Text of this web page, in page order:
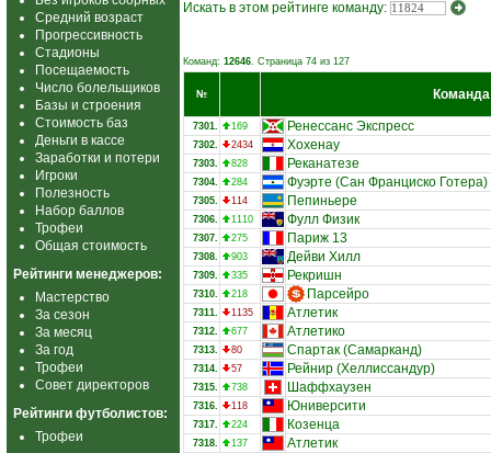
Средний возраст
Прогрессивность
Стадионы
Посещаемость
Число болельщиков
Базы и строения
Стоимость баз
Деньги в кассе
Заработки и потери
Игроки
Полезность
Набор баллов
Трофеи
Общая стоимость
Рейтинги менеджеров:
Мастерство
За сезон
За месяц
За год
Трофеи
Совет директоров
Рейтинги футболистов:
Трофеи
Искать в этом рейтинге команду:
Команд: 12646. Страница 74 из 127
№ Команда
7301. 169 Ренессанс Экспресс
7302. 2434 Хохенау
7303. 828 Реканатезе
7304. 284 Фуэрте (Сан Франциско Готера)
7305. 114 Пепиньере
7306. 1110 Фулл Физик
7307. 275 Париж 13
7308. 903 Дейви Хилл
7309. 335 Рекришн
7310. 218 Парсейро
7311. 1135 Атлетик
7312. 677 Атлетико
7313. 80 Спартак (Самарканд)
7314. 57 Рейнир (Хеллиссандур)
7315. 738 Шаффхаузен
7316. 118 Юниверсити
7317. 224 Козенца
7318. 137 Атлетик